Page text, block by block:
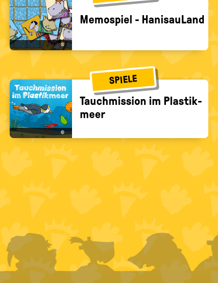
©
Me­mo­spiel - Ha­ni­s­au­Land
SPIELE
©
Tauch­mis­si­on im Plas­tik­
meer
FOOTER
MENU